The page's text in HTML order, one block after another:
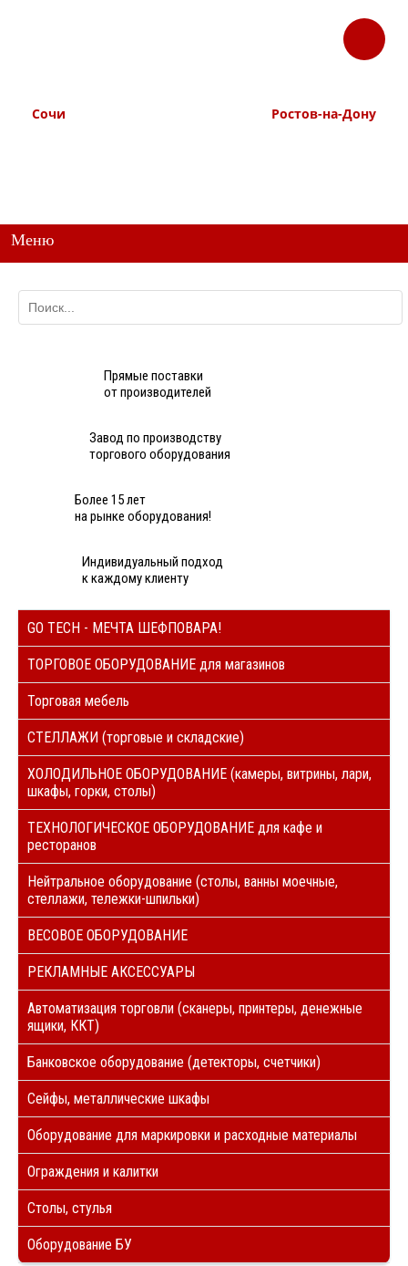
Сочи
ЗАКАЗАТЬ
ЗВОНОК
Ростов-на-Дону
Меню
Прямые поставки
от производителей
Завод по производству
торгового оборудования
Более 15 лет
на рынке оборудования!
Индивидуальный подход
к каждому клиенту
GO TECH - МЕЧТА ШЕФПОВАРА!
ТОРГОВОЕ ОБОРУДОВАНИЕ для магазинов
Торговая мебель
СТЕЛЛАЖИ (торговые и складские)
ХОЛОДИЛЬНОЕ ОБОРУДОВАНИЕ (камеры, витрины, лари,
шкафы, горки, столы)
ТЕХНОЛОГИЧЕСКОЕ ОБОРУДОВАНИЕ для кафе и
ресторанов
Нейтральное оборудование (столы, ванны моечные,
стеллажи, тележки-шпильки)
ВЕСОВОЕ ОБОРУДОВАНИЕ
РЕКЛАМНЫЕ АКСЕССУАРЫ
Автоматизация торговли (сканеры, принтеры, денежные
ящики, ККТ)
Банковское оборудование (детекторы, счетчики)
Сейфы, металлические шкафы
Оборудование для маркировки и расходные материалы
Ограждения и калитки
Столы, стулья
Оборудование БУ